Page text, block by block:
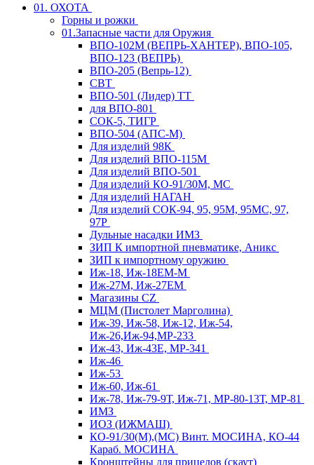
01. ОХОТА
Горны и рожки
01.Запасные части для Оружия
ВПО-102М (ВЕПРЬ-ХАНТЕР), ВПО-105,
ВПО-123 (ВЕПРЬ)
ВПО-205 (Вепрь-12)
СВТ
ВПО-501 (Лидер) ТТ
для ВПО-801
СОК-5, ТИГР
ВПО-504 (АПС-М)
Для изделий 98К
Для изделий ВПО-115М
Для изделий ВПО-501
Для изделий КО-91/30М, МС
Для изделий НАГАН
Для изделий СОК-94, 95, 95М, 95МС, 97,
97Р
Дульные насадки ИМЗ
ЗИП К импортной пневматике, Аникс
ЗИП к импортному оружию
Иж-18, Иж-18ЕМ-М
Иж-27М, Иж-27ЕМ
Магазины CZ
МЦМ (Пистолет Марголина)
Иж-39, Иж-58, Иж-12, Иж-54,
Иж-26,Иж-94,МР-233
Иж-43, Иж-43Е, МР-341
Иж-46
Иж-53
Иж-60, Иж-61
Иж-78, Иж-79-9Т, Иж-71, МР-80-13Т, МР-81
ИМЗ
ИОЗ (ИЖМАШ)
КО-91/30(М),(МС) Винт. МОСИНА, КО-44
Караб. МОСИНА
Кронштейны для прицелов (скаут)